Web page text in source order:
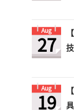
Aug
27
Aug
19